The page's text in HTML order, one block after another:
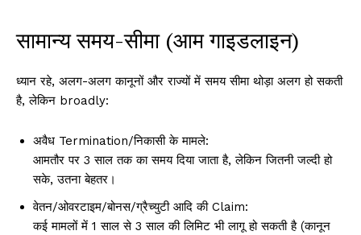
सामान्य समय-सीमा (आम गाइडलाइन)
ध्यान रहे, अलग-अलग कानूनों और राज्यों में समय सीमा थोड़ा अलग हो सकती
है, लेकिन broadly:
अवैध Termination/निकासी के मामले:
आमतौर पर 3 साल तक का समय दिया जाता है, लेकिन जितनी जल्दी हो
सके, उतना बेहतर।
वेतन/ओवरटाइम/बोनस/ग्रैच्युटी आदि की Claim:
कई मामलों में 1 साल से 3 साल की लिमिट भी लागू हो सकती है (कानून